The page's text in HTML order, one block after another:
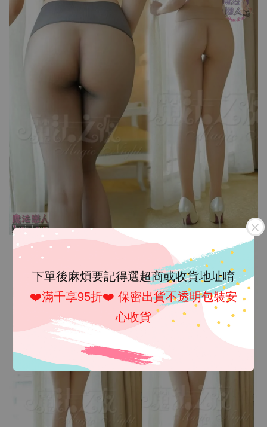
下單後麻煩要記得選超商或收貨地址唷
❤️滿千享95折❤️ 保密出貨不透明包裝安
心收貨